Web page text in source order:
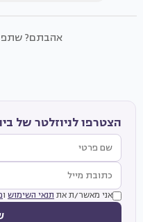
אהבתם?
הצטרפו לניוזלטר של
אני מאשר/ת את תנאי השימוש ו